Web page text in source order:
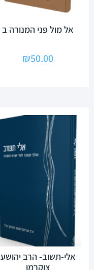
אל מול פני המנורה ב
₪50.00
אלי-תשוב- הרב יהושע
צוקרמן